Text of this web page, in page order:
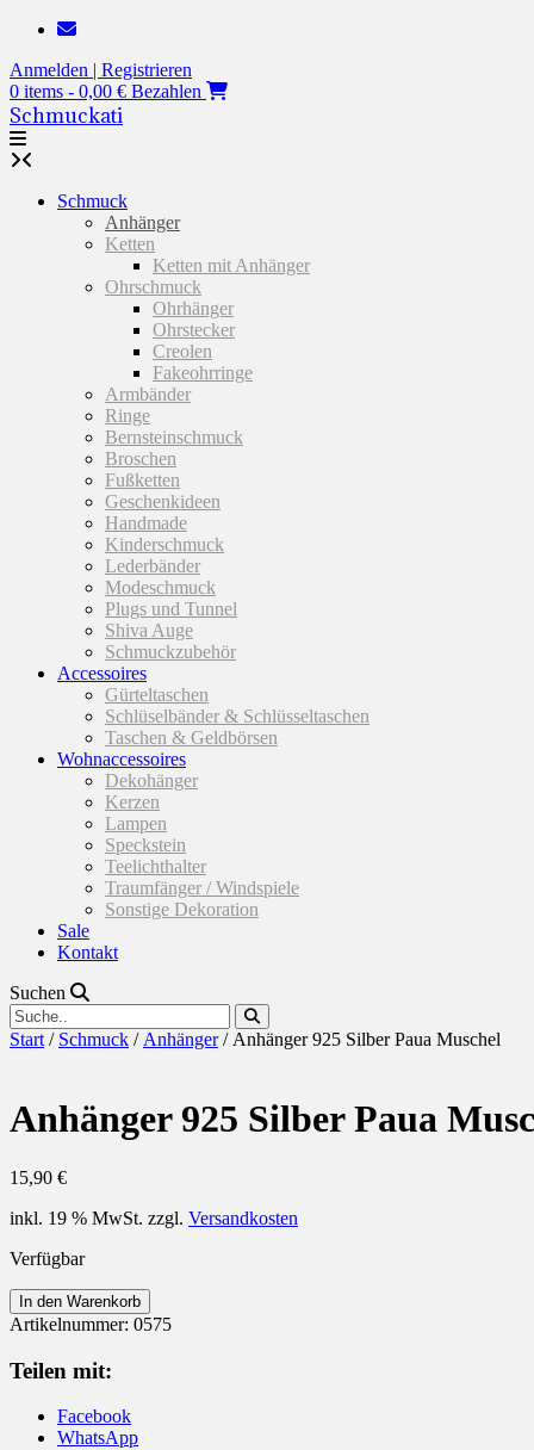
Zum
springen
Anmelden | Registrieren
0 items - 0,00 € Bezahlen
Schmuckati
Schmuck
Anhänger
Ketten
Ketten mit Anhänger
Ohrschmuck
Ohrhänger
Ohrstecker
Creolen
Fakeohrringe
Armbänder
Ringe
Bernsteinschmuck
Broschen
Fußketten
Geschenkideen
Handmade
Kinderschmuck
Lederbänder
Modeschmuck
Plugs und Tunnel
Shiva Auge
Schmuckzubehör
Accessoires
Gürteltaschen
Schlüselbänder & Schlüsseltaschen
Taschen & Geldbörsen
Wohnaccessoires
Dekohänger
Kerzen
Lampen
Speckstein
Teelichthalter
Traumfänger / Windspiele
Sonstige Dekoration
Sale
Kontakt
Suchen
Start / Schmuck / Anhänger/ Anhänger 925 Silber Paua Muschel
Anhänger 925 Silber Paua
15,90 €
inkl. 19 % MwSt. zzgl. Versandkosten
Verfügbar
Anhänger
925
Paua
Muschel
Menge
In den Warenkorb
Artikelnummer: 0575
Teilen mit:
Facebook
WhatsApp